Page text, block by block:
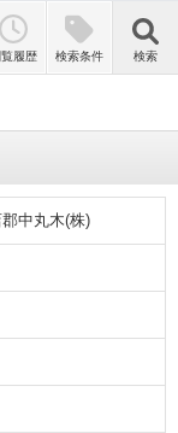
検索
覧履歴 検索条件 検索
中丸木(株)